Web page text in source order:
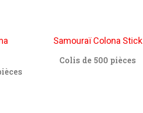
Samouraï Colona Stick
Colis de 500 pièces